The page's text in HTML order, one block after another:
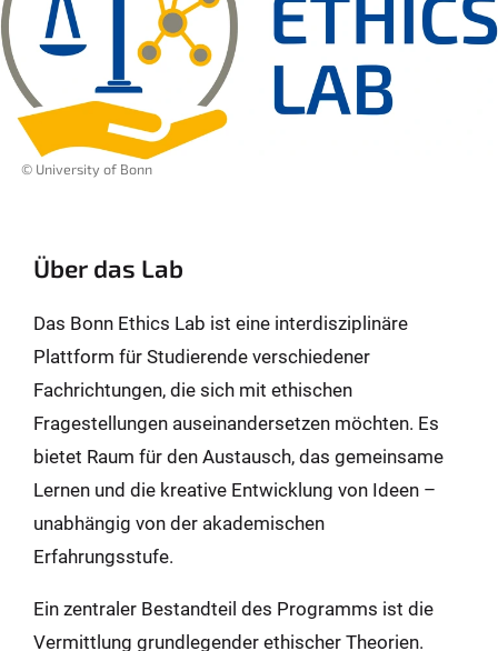
© University of Bonn
Über das Lab
Das Bonn Ethics Lab ist eine interdisziplinäre
Plattform für Studierende verschiedener
Fachrichtungen, die sich mit ethischen
Fragestellungen auseinandersetzen möchten. Es
bietet Raum für den Austausch, das gemeinsame
Lernen und die kreative Entwicklung von Ideen –
unabhängig von der akademischen
Erfahrungsstufe.
Ein zentraler Bestandteil des Programms ist die
Vermittlung grundlegender ethischer Theorien.